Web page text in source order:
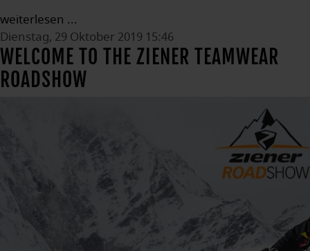
weiterlesen ...
Dienstag, 29 Oktober 2019 15:46
WELCOME TO THE ZIENER TEAMWEAR
ROADSHOW